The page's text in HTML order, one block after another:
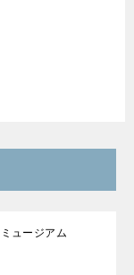
ュージアム